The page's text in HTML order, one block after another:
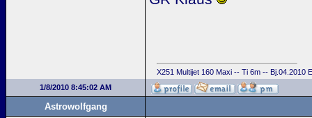
X251 Multijet 160 Maxi -- Ti 6m -- Bj.04.2010
1/8/2010 8:45:02 AM
Astrowolfgang